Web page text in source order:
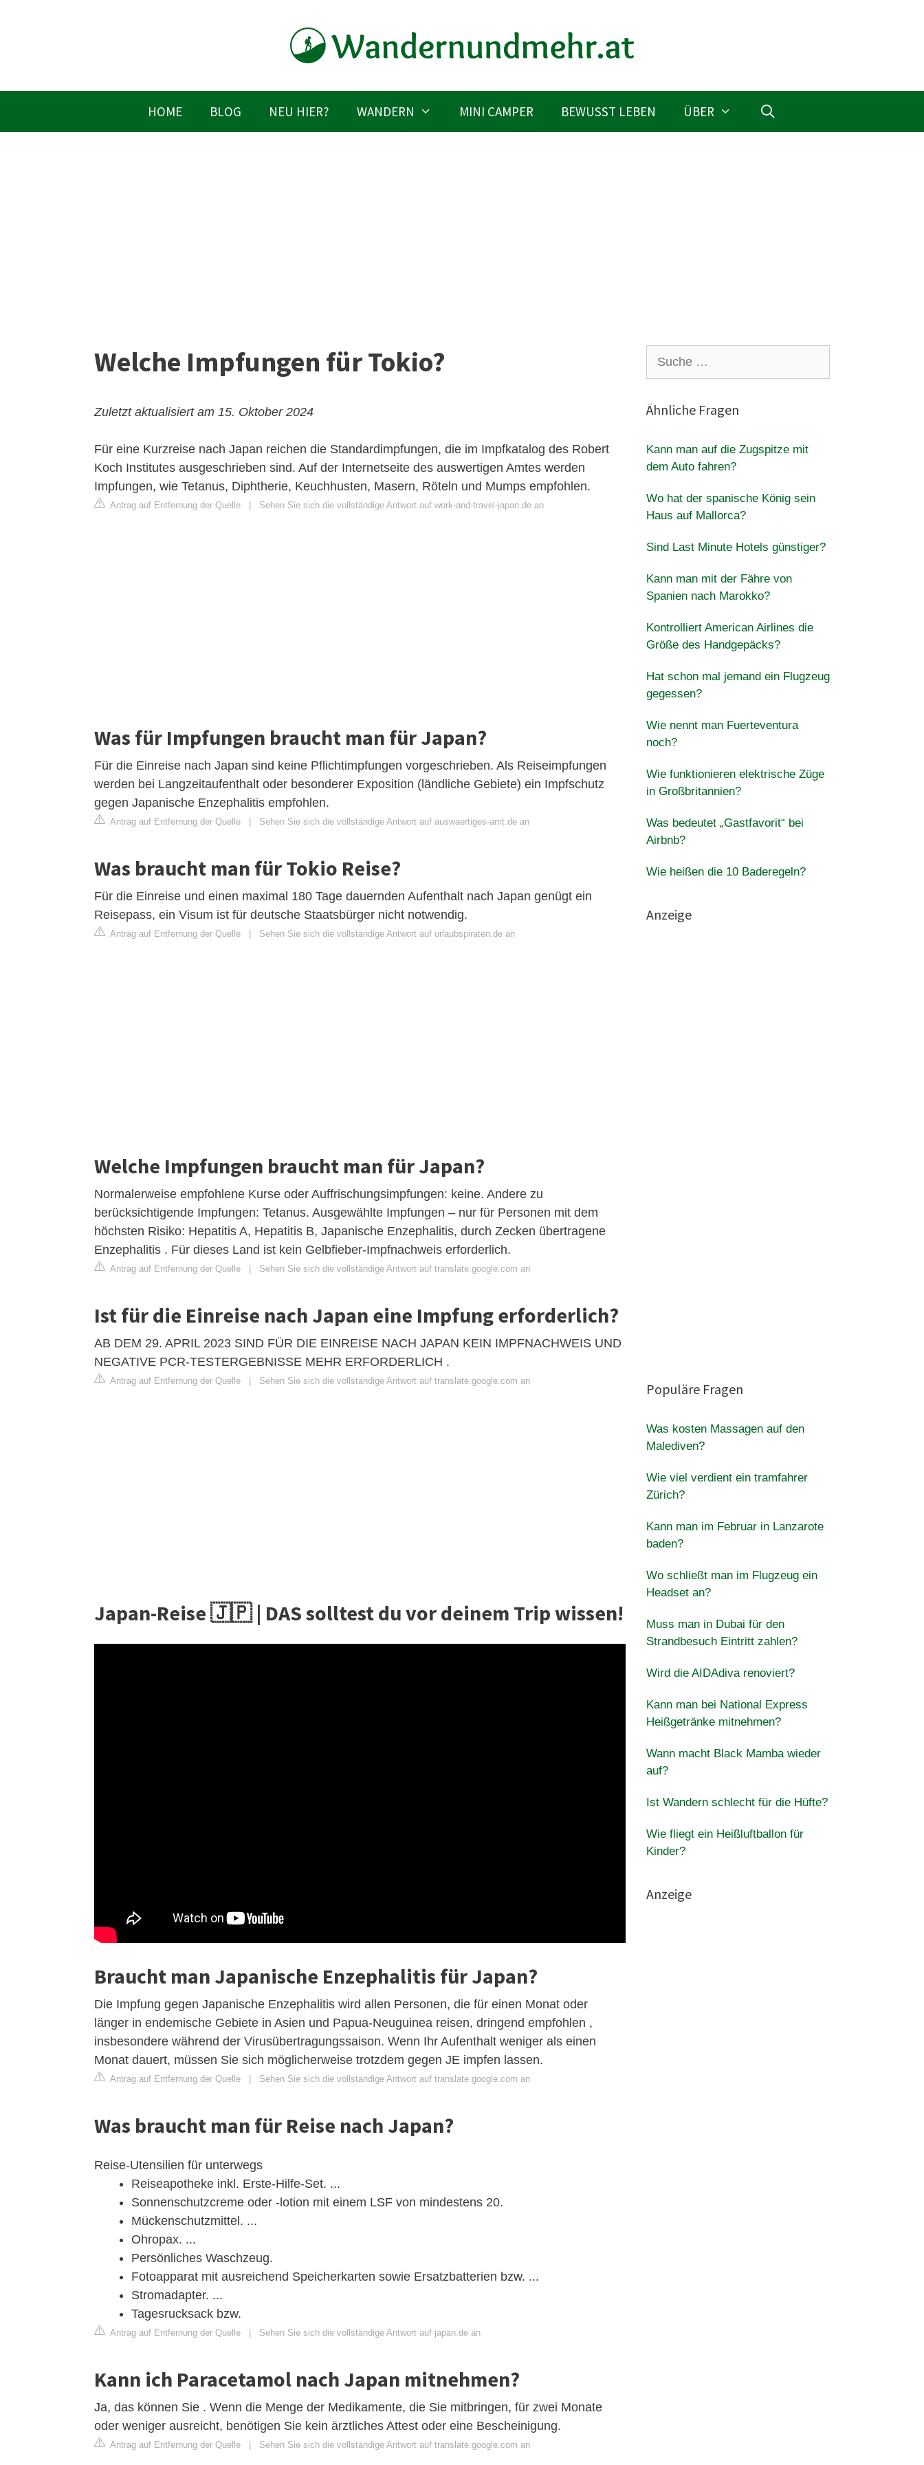
HOME BLOG NEU HIER? WANDERN MINI CAMPER BEWUSST LEBEN ÜBER
Welche Impfungen für Tokio?
Zuletzt aktualisiert am 15. Oktober 2024
Für eine Kurzreise nach Japan reichen die Standardimpfungen, die im Impfkatalog des Robert
Koch Institutes ausgeschrieben sind. Auf der Internetseite des auswertigen Amtes werden
Impfungen, wie Tetanus, Diphtherie, Keuchhusten, Masern, Röteln und Mumps empfohlen.
Antrag auf Entfernung der Quelle Sehen Sie sich die vollständige Antwort auf work-and-travel-japan.de an
Was für Impfungen braucht man für Japan?
Für die Einreise nach Japan sind keine Pflichtimpfungen vorgeschrieben. Als Reiseimpfungen
werden bei Langzeitaufenthalt oder besonderer Exposition (ländliche Gebiete) ein Impfschutz
gegen Japanische Enzephalitis empfohlen.
Antrag auf Entfernung der Quelle Sehen Sie sich die vollständige Antwort auf auswaertiges-amt.de an
Was braucht man für Tokio Reise?
Für die Einreise und einen maximal 180 Tage dauernden Aufenthalt nach Japan genügt ein
Reisepass, ein Visum ist für deutsche Staatsbürger nicht notwendig.
Antrag auf Entfernung der Quelle Sehen Sie sich die vollständige Antwort auf urlaubspiraten.de an
Welche Impfungen braucht man für Japan?
Normalerweise empfohlene Kurse oder Auffrischungsimpfungen: keine. Andere zu
berücksichtigende Impfungen: Tetanus. Ausgewählte Impfungen – nur für Personen mit dem
höchsten Risiko: Hepatitis A, Hepatitis B, Japanische Enzephalitis, durch Zecken übertragene
Enzephalitis . Für dieses Land ist kein Gelbfieber-Impfnachweis erforderlich.
Antrag auf Entfernung der Quelle Sehen Sie sich die vollständige Antwort auf translate.google.com an
Ist für die Einreise nach Japan eine Impfung erforderlich?
AB DEM 29. APRIL 2023 SIND FÜR DIE EINREISE NACH JAPAN KEIN IMPFNACHWEIS UND
NEGATIVE PCR-TESTERGEBNISSE MEHR ERFORDERLICH .
Antrag auf Entfernung der Quelle Sehen Sie sich die vollständige Antwort auf translate.google.com an
Japan-Reise 🇯🇵 | DAS solltest du vor deinem Trip wissen!
Braucht man Japanische Enzephalitis für Japan?
Die Impfung gegen Japanische Enzephalitis wird allen Personen, die für einen Monat oder
länger in endemische Gebiete in Asien und Papua-Neuguinea reisen, dringend empfohlen ,
insbesondere während der Virusübertragungssaison. Wenn Ihr Aufenthalt weniger als einen
Monat dauert, müssen Sie sich möglicherweise trotzdem gegen JE impfen lassen.
Antrag auf Entfernung der Quelle | Sehen Sie sich die vollständige Antwort auf translate.google.com an
Was braucht man für Reise nach Japan?
Reise-Utensilien für unterwegs
Reiseapotheke inkl. Erste-Hilfe-Set. ...
Sonnenschutzcreme oder -lotion mit einem LSF von mindestens 20.
Mückenschutzmittel. ...
Ohropax. ...
Persönliches Waschzeug.
Fotoapparat mit ausreichend Speicherkarten sowie Ersatzbatterien bzw. ...
Stromadapter. ...
Tagesrucksack bzw.
Antrag auf Entfernung der Quelle | Sehen Sie sich die vollständige Antwort auf japan.de an
Kann ich Paracetamol nach Japan mitnehmen?
Ja, das können Sie . Wenn die Menge der Medikamente, die Sie mitbringen, für zwei Monate
oder weniger ausreicht, benötigen Sie kein ärztliches Attest oder eine Bescheinigung.
Antrag auf Entfernung der Quelle | Sehen Sie sich die vollständige Antwort auf translate.google.com an
nach:
Ähnliche Fragen
Kann man auf die Zugspitze mit
dem Auto fahren?
Wo hat der spanische König sein
Haus auf Mallorca?
Sind Last Minute Hotels günstiger?
Kann man mit der Fähre von
Spanien nach Marokko?
Kontrolliert American Airlines die
Größe des Handgepäcks?
Hat schon mal jemand ein Flugzeug
gegessen?
Wie nennt man Fuerteventura
noch?
Wie funktionieren elektrische Züge
in Großbritannien?
Was bedeutet „Gastfavorit“ bei
Airbnb?
Wie heißen die 10 Baderegeln?
Anzeige
Populäre Fragen
Was kosten Massagen auf den
Malediven?
Wie viel verdient ein tramfahrer
Zürich?
Kann man im Februar in Lanzarote
baden?
Wo schließt man im Flugzeug ein
Headset an?
Muss man in Dubai für den
Strandbesuch Eintritt zahlen?
Wird die AIDAdiva renoviert?
Kann man bei National Express
Heißgetränke mitnehmen?
Wann macht Black Mamba wieder
auf?
Ist Wandern schlecht für die Hüfte?
Wie fliegt ein Heißluftballon für
Kinder?
Anzeige